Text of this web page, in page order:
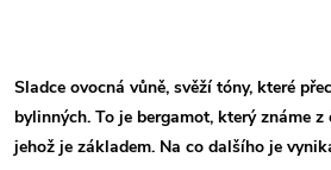
Sladce ovocná vůně, svěží tóny, které
bylinných. To je bergamot, který známe z
jehož je základem. Na co dalšího je